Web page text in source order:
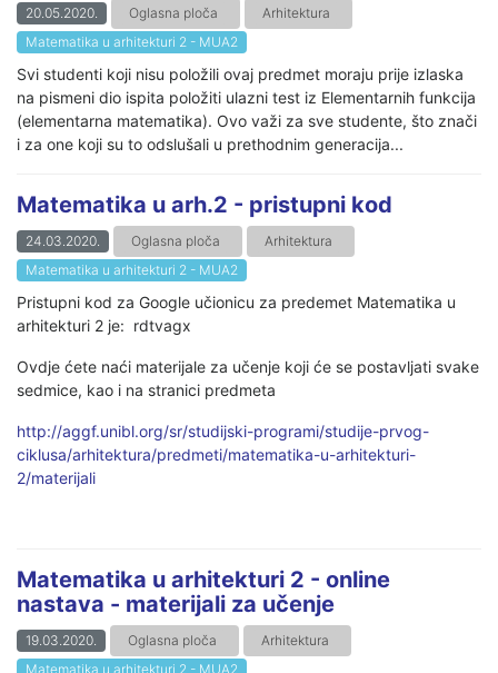
20.05.2020. Oglasna ploča
Arhitektura
Matematika u arhitekturi 2 - MUA2
Svi studenti koji nisu položili ovaj predmet moraju prije izlaska
na pismeni dio ispita položiti ulazni test iz Elementarnih funkcija
(elementarna matematika). Ovo važi za sve studente, što znači
i za one koji su to odslušali u prethodnim generacija...
Matematika u arh.2 - pristupni kod
24.03.2020. Oglasna ploča
Arhitektura
Matematika u arhitekturi 2 - MUA2
Pristupni kod za Google učionicu za predemet Matematika u
arhitekturi 2 je: rdtvagx
Ovdje ćete naći materijale za učenje koji će se postavljati svake
sedmice, kao i na stranici predmeta
http://aggf.unibl.org/sr/studijski-programi/studije-prvog-
ciklusa/arhitektura/predmeti/matematika-u-arhitekturi-
2/materijali
Matematika u arhitekturi 2 - online
nastava - materijali za učenje
19.03.2020. Oglasna ploča
Arhitektura
Matematika u arhitekturi 2 - MUA2